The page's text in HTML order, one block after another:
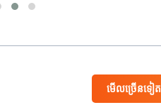
មើល​ច្រើន​ទៀត